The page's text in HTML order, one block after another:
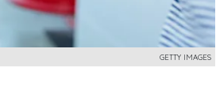
GETTY IMAGES